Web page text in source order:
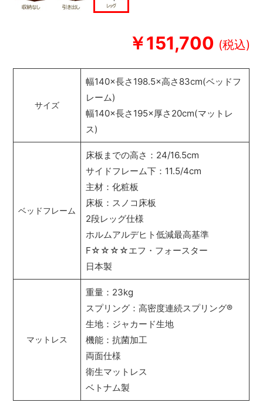
￥151,700
サイズ
幅140×長さ198.5×高さ83cm(ベッドフ
レーム)
幅140×長さ195×厚さ20cm(マットレ
ス)
ベッドフレーム
床板までの高さ：24/16.5cm
サイドフレーム下：11.5/4cm
主材：化粧板
床板：スノコ床板
2段レッグ仕様
ホルムアルデヒト低減最高基準
F☆☆☆☆エフ・フォースター
日本製
マットレス
重量：23kg
スプリング：高密度連続スプリング®
生地：ジャカード生地
機能：抗菌加工
両面仕様
衛生マットレス
ベトナム製